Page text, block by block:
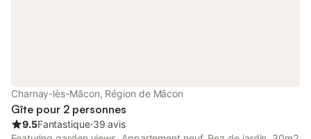
Charnay-lès-Mâcon, Région de Mâcon
Gîte pour 2 personnes
9.5Fantastique⋅39 avis